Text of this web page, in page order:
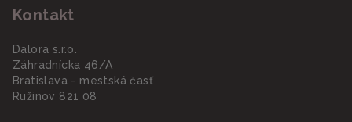
Kontakt
Dalora s.r.o.
Záhradnícka 46/A
Bratislava - mestská časť
Ružinov 821 08